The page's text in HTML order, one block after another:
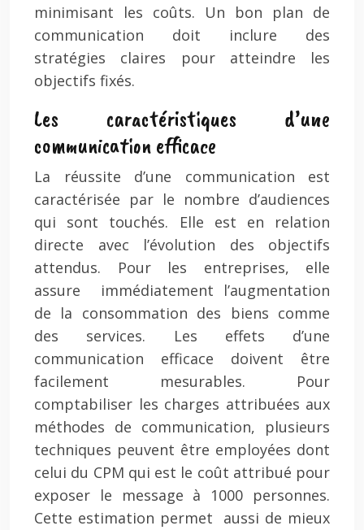
minimisant les coûts. Un bon plan de
communication doit inclure des
stratégies claires pour atteindre les
objectifs fixés.
Les caractéristiques d’une
communication efficace
La réussite d’une communication est
caractérisée par le nombre d’audiences
qui sont touchés. Elle est en relation
directe avec l’évolution des objectifs
attendus. Pour les entreprises, elle
assure immédiatement l’augmentation
de la consommation des biens comme
des services. Les effets d’une
communication efficace doivent être
facilement mesurables. Pour
comptabiliser les charges attribuées aux
méthodes de communication, plusieurs
techniques peuvent être employées dont
celui du CPM qui est le coût attribué pour
exposer le message à 1000 personnes.
Cette estimation permet aussi de mieux